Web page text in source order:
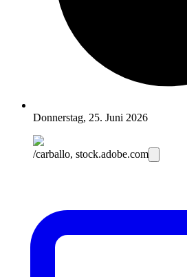
Donnerstag, 25. Juni 2026
/carballo, stock.adobe.com